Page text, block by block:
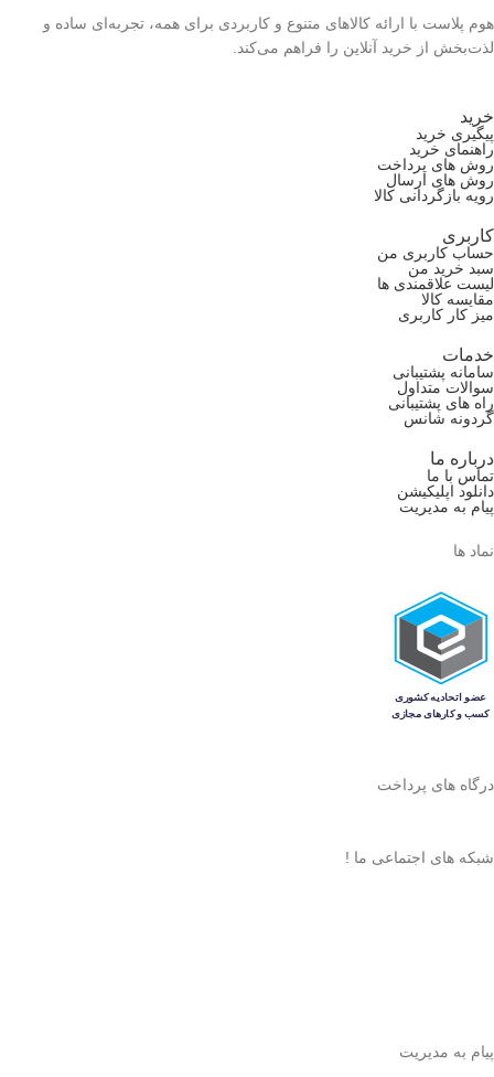
هوم پلاست با ارائه کالاهای متنوع و کاربردی برای همه، تجربه‌ای ساده و
لذت‌بخش از خرید آنلاین را فراهم می‌کند.
خرید
پیگیری خرید
راهنمای خرید
روش های پرداخت
روش های ارسال
رویه بازگردانی کالا
کاربری
حساب کاربری من
سبد خرید من
لیست علاقمندی ها
مقایسه کالا
میز کار کاربری
خدمات
سامانه پشتیبانی
سوالات متداول
راه های پشتیبانی
گردونه شانس
درباره ما
تماس با ما
دانلود اپلیکیشن
پیام به مدیریت
نماد ها
درگاه های پرداخت
شبکه های اجتماعی ما !
پیام به مدیریت